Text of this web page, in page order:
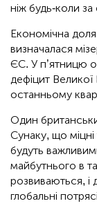
ніж будь-коли за
Економічна
визначалася
ЄС. У п’ятницю
дефіцит Великої
останньому
Один
Сунаку, що
будуть
майбутнього в
розвиваються, і
глобальні